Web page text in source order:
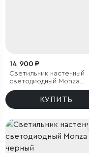
14 900 ₽
Светильник настенный
светодиодный Monza
бронза/латунь
КУПИТЬ